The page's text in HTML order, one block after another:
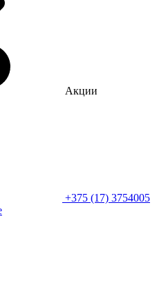
Акции
+375 (17) 3754005